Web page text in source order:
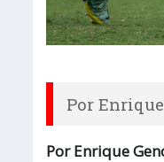
Por
Por Enrique